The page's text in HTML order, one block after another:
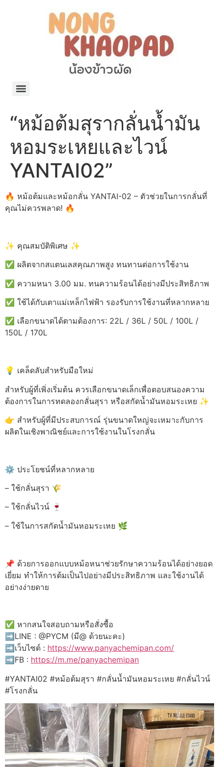
“หม้อต้มสุรากลั่นน้ำมัน
หอมระเหยและไวน์
YANTAI02”
🔥 หม้อต้มและหม้อกลั่น YANTAI-02 – ตัวช่วยในการกลั่นที่
คุณไม่ควรพลาด! 🔥
✨ คุณสมบัติพิเศษ ✨
✅ ผลิตจากสแตนเลสคุณภาพสูง ทนทานต่อการใช้งาน
✅ ความหนา 3.00 มม. ทนความร้อนได้อย่างมีประสิทธิภาพ
✅ ใช้ได้กับเตาแม่เหล็กไฟฟ้า รองรับการใช้งานที่หลากหลาย
✅ เลือกขนาดได้ตามต้องการ: 22L / 36L / 50L / 100L /
150L / 170L
💡 เคล็ดลับสำหรับมือใหม่
สำหรับผู้ที่เพิ่งเริ่มต้น ควรเลือกขนาดเล็กเพื่อตอบสนองความ
ต้องการในการทดลองกลั่นสุรา หรือสกัดน้ำมันหอมระเหย ✨
👉 สำหรับผู้ที่มีประสบการณ์ รุ่นขนาดใหญ่จะเหมาะกับการ
ผลิตในเชิงพาณิชย์และการใช้งานในโรงกลั่น
⚙️ ประโยชน์ที่หลากหลาย
– ใช้กลั่นสุรา 🌾
– ใช้กลั่นไวน์ 🍷
– ใช้ในการสกัดน้ำมันหอมระเหย 🌿
📌 ด้วยการออกแบบหม้อหนาช่วยรักษาความร้อนได้อย่างยอด
เยี่ยม ทำให้การต้มเป็นไปอย่างมีประสิทธิภาพ และใช้งานได้
อย่างง่ายดาย
✅ หากสนใจสอบถามหรือสั่งซื้อ
➡️LINE : @PYCM (มี@ ด้วยนะคะ)
➡️เว็บไซต์ : https://www.panyachemipan.com/
➡️FB : https://m.me/panyachemipan
#YANTAI02 #หม้อต้มสุรา #กลั่นน้ำมันหอมระเหย #กลั่นไวน์
#โรงกลั่น